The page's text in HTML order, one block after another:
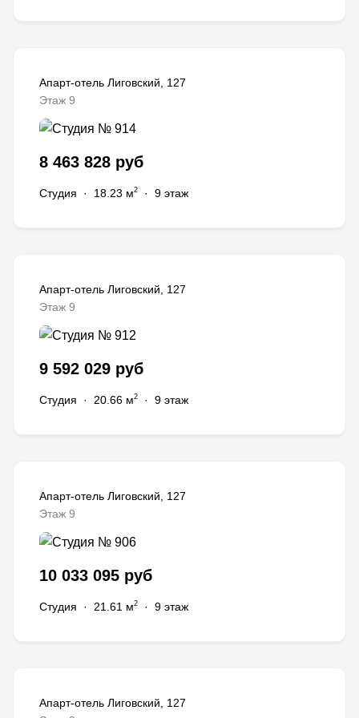
Апарт-отель Лиговский, 127
Этаж 9
8 463 828 руб
Студия · 18.23 м2 · 9 этаж
Апарт-отель Лиговский, 127
Этаж 9
9 592 029 руб
Студия · 20.66 м2 · 9 этаж
Апарт-отель Лиговский, 127
Этаж 9
10 033 095 руб
Студия · 21.61 м2 · 9 этаж
Апарт-отель Лиговский, 127